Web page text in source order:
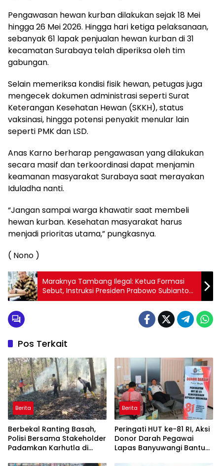
Pengawasan hewan kurban dilakukan sejak 18 Mei
hingga 26 Mei 2026. Hingga hari ketiga pelaksanaan,
sebanyak 61 lapak penjualan hewan kurban di 31
kecamatan Surabaya telah diperiksa oleh tim
gabungan.
Selain memeriksa kondisi fisik hewan, petugas juga
mengecek dokumen administrasi seperti Surat
Keterangan Kesehatan Hewan (SKKH), status
vaksinasi, hingga potensi penyakit menular lain
seperti PMK dan LSD.
Anas Karno berharap pengawasan yang dilakukan
secara masif dan terkoordinasi dapat menjamin
keamanan masyarakat Surabaya saat merayakan
Iduladha nanti.
“Jangan sampai warga khawatir saat membeli
hewan kurban. Kesehatan masyarakat harus
menjadi prioritas utama,” pungkasnya.
( Nono )
Maraknya Tambang Ilegal: Ketua Formasi
Sebut, Instruksi Presiden Prabowo Subianto
sangat jelas Tidak Ada Kompromi Buat
Pos Terkait
Berita
Berbekal Ranting Basah,
Polisi Bersama Stakeholder
Padamkan Karhutla di
Berita
Peringati HUT ke-81 RI, Aksi
Donor Darah Pegawai
Lapas Banyuwangi Bantu